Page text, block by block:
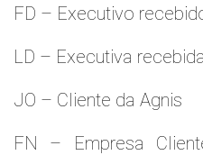
FD – Executivo
LD – Executiva
JO – Cliente da Agnis
FN – Empresa